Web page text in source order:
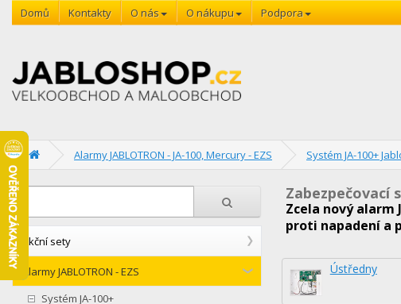
Domů Kontakty O nás O nákupu Podpora
Alarmy JABLOTRON - JA-100, Mercury - EZS Systém JA-100+
Akční sety
Alarmy JABLOTRON - EZS
Systém JA-100+
Zabezpečovací
Zcela nový alarm
proti napadení a
Ústředny